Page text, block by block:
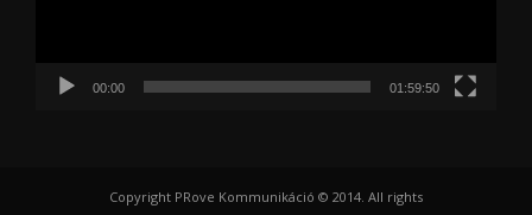
00:00 01:59:50
Copyright PRove Kommunikáció © 2014. All rights